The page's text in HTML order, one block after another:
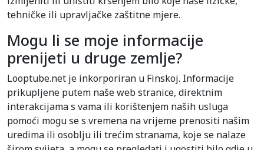
tehničke ili upravljačke zaštitne mjere.
Mogu li se moje informacije
prenijeti u druge zemlje?
Looptube.net je inkorporiran u Finskoj. Informacije
prikupljene putem naše web stranice, direktnim
interakcijama s vama ili korištenjem naših usluga
pomoći mogu se s vremena na vrijeme prenositi našim
uredima ili osoblju ili trećim stranama, koje se nalaze